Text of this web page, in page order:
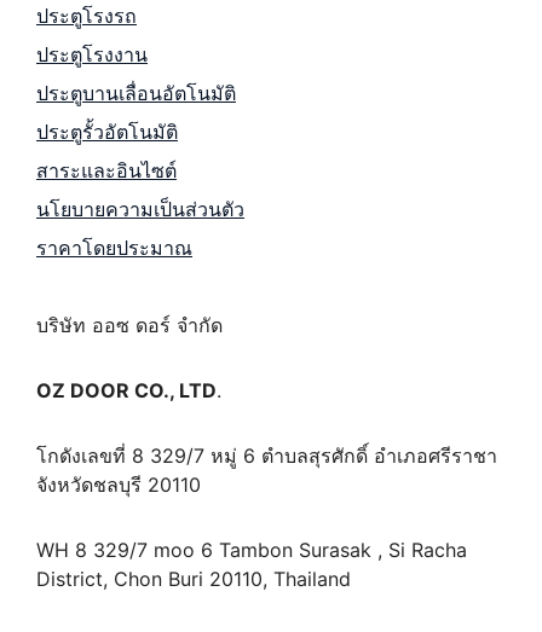
ประตูโรงรถ
ประตูโรงงาน
ประตูบานเลื่อนอัตโนมัติ
ประตูรั้วอัตโนมัติ
สาระและอินไซต์
นโยบายความเป็นส่วนตัว
ราคาโดยประมาณ
บริษัท ออซ ดอร์ จำกัด
OZ DOOR CO., LTD.
โกดังเลขที่ 8 329/7 หมู่ 6 ตำบลสุรศักดิ์ อำเภอศรีราชา
จังหวัดชลบุรี 20110
WH 8 329/7 moo 6 Tambon Surasak , Si Racha
District, Chon Buri 20110, Thailand